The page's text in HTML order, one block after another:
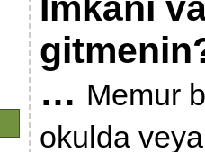
… Memur
okulda